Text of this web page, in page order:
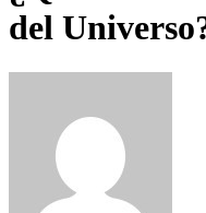
del